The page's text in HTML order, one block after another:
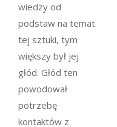
wiedzy od
podstaw na temat
tej sztuki, tym
większy był jej
głód. Głód ten
powodował
potrzebę
kontaktów z